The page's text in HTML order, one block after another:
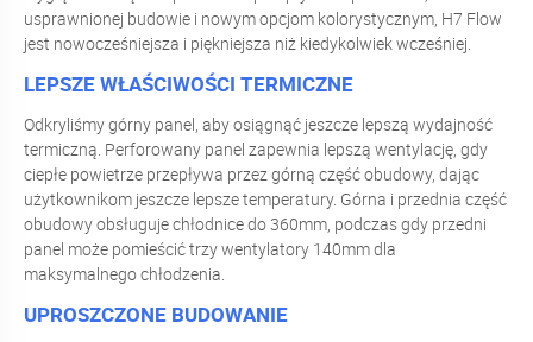
usprawnionej budowie i nowym opcjom kolorystycznym, H7 Flow
jest nowocześniejsza i piękniejsza niż kiedykolwiek wcześniej.
LEPSZE WŁAŚCIWOŚCI TERMICZNE
Odkryliśmy górny panel, aby osiągnąć jeszcze lepszą wydajność
termiczną. Perforowany panel zapewnia lepszą wentylację, gdy
ciepłe powietrze przepływa przez górną część obudowy, dając
użytkownikom jeszcze lepsze temperatury. Górna i przednia część
obudowy obsługuje chłodnice do 360mm, podczas gdy przedni
panel może pomieścić trzy wentylatory 140mm dla
maksymalnego chłodzenia.
UPROSZCZONE BUDOWANIE